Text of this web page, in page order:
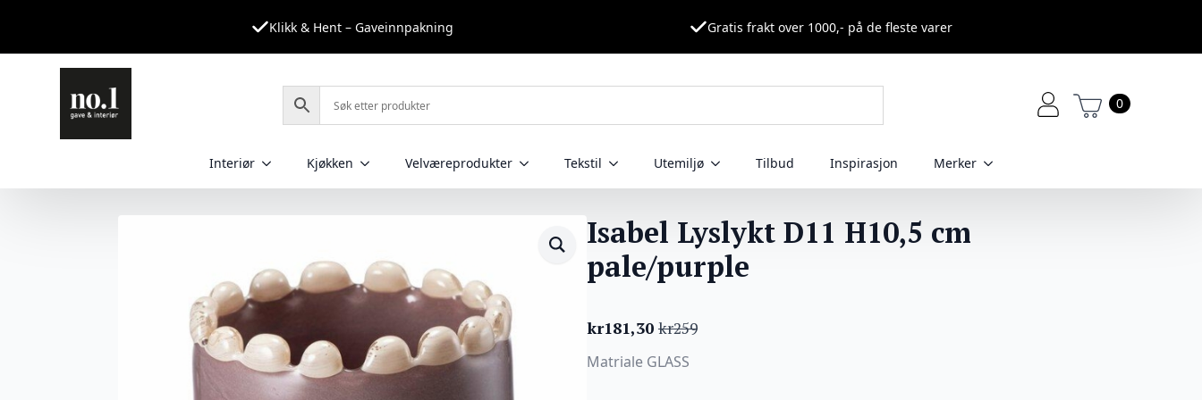
Klikk & Hent – Gaveinnpakning Gratis frakt over 1000,- på de fleste varer
0
Interiør Kjøkken Velværeprodukter Tekstil Utemiljø Tilbud Inspirasjon Merker
Isabel Lyslykt D11 H10,5 cm
pale/purple
kr259
Opprinnelig
pris
var:
kr181,30
Nåværende
pris
er:
Matriale GLASS